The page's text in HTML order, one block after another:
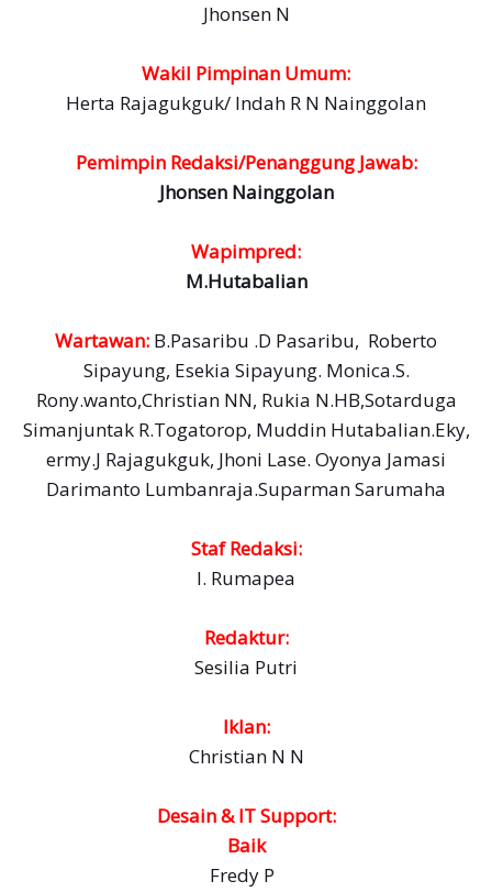
Jhonsen N
Wakil Pimpinan Umum:
Herta Rajagukguk/ Indah R N Nainggolan
Pemimpin Redaksi/Penanggung Jawab:
Jhonsen Nainggolan
Wapimpred:
M.Hutabalian
Wartawan: B.Pasaribu .D Pasaribu, Roberto
Sipayung, Esekia Sipayung. Monica.S.
Rony.wanto,Christian NN, Rukia N.HB,Sotarduga
Simanjuntak R.Togatorop, Muddin Hutabalian.Eky,
ermy.J Rajagukguk, Jhoni Lase. Oyonya Jamasi
Darimanto Lumbanraja.Suparman Sarumaha
Staf Redaksi:
I. Rumapea
Redaktur:
Sesilia Putri
Iklan:
Christian N N
Desain & IT Support:
Baik
Fredy P